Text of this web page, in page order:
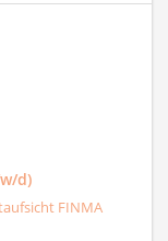
d)
FINMA